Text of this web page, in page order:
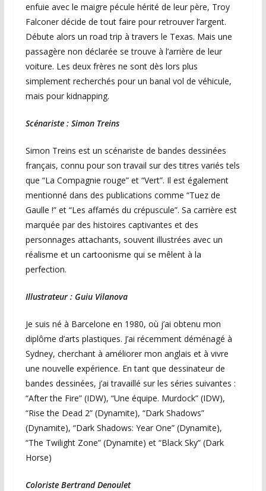
enfuie avec le maigre pécule hérité de leur père, Troy
Falconer décide de tout faire pour retrouver l’argent.
Débute alors un road trip à travers le Texas. Mais une
passagère non déclarée se trouve à l’arrière de leur
voiture. Les deux frères ne sont dès lors plus
simplement recherchés pour un banal vol de véhicule,
mais pour kidnapping.
Scénariste : Simon Treins
Simon Treins est un scénariste de bandes dessinées
français, connu pour son travail sur des titres variés tels
que “La Compagnie rouge” et “Vert”. Il est également
mentionné dans des publications comme “Tuez de
Gaulle !” et “Les affamés du crépuscule”. Sa carrière est
marquée par des histoires captivantes et des
personnages attachants, souvent illustrées avec un
réalisme et un cartoonisme qui se mêlent à la
perfection.
Illustrateur : Guiu Vilanova
Je suis né à Barcelone en 1980, où j’ai obtenu mon
diplôme d’arts plastiques. J’ai récemment déménagé à
Sydney, cherchant à améliorer mon anglais et à vivre
une nouvelle expérience. En tant que dessinateur de
bandes dessinées, j’ai travaillé sur les séries suivantes :
“After the Fire” (IDW), “Une équipe. Murdock” (IDW),
“Rise the Dead 2” (Dynamite), “Dark Shadows”
(Dynamite), “Dark Shadows: Year One” (Dynamite),
“The Twilight Zone” (Dynamite) et “Black Sky” (Dark
Horse)
Coloriste Bertrand Denoulet